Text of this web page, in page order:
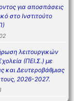
για αποσπάσεις
στο Ινστιτούτο
λειτουργικών
(ΠΕΙ.Σ.) με
και Δευτεροβάθμιας
2026-2027.